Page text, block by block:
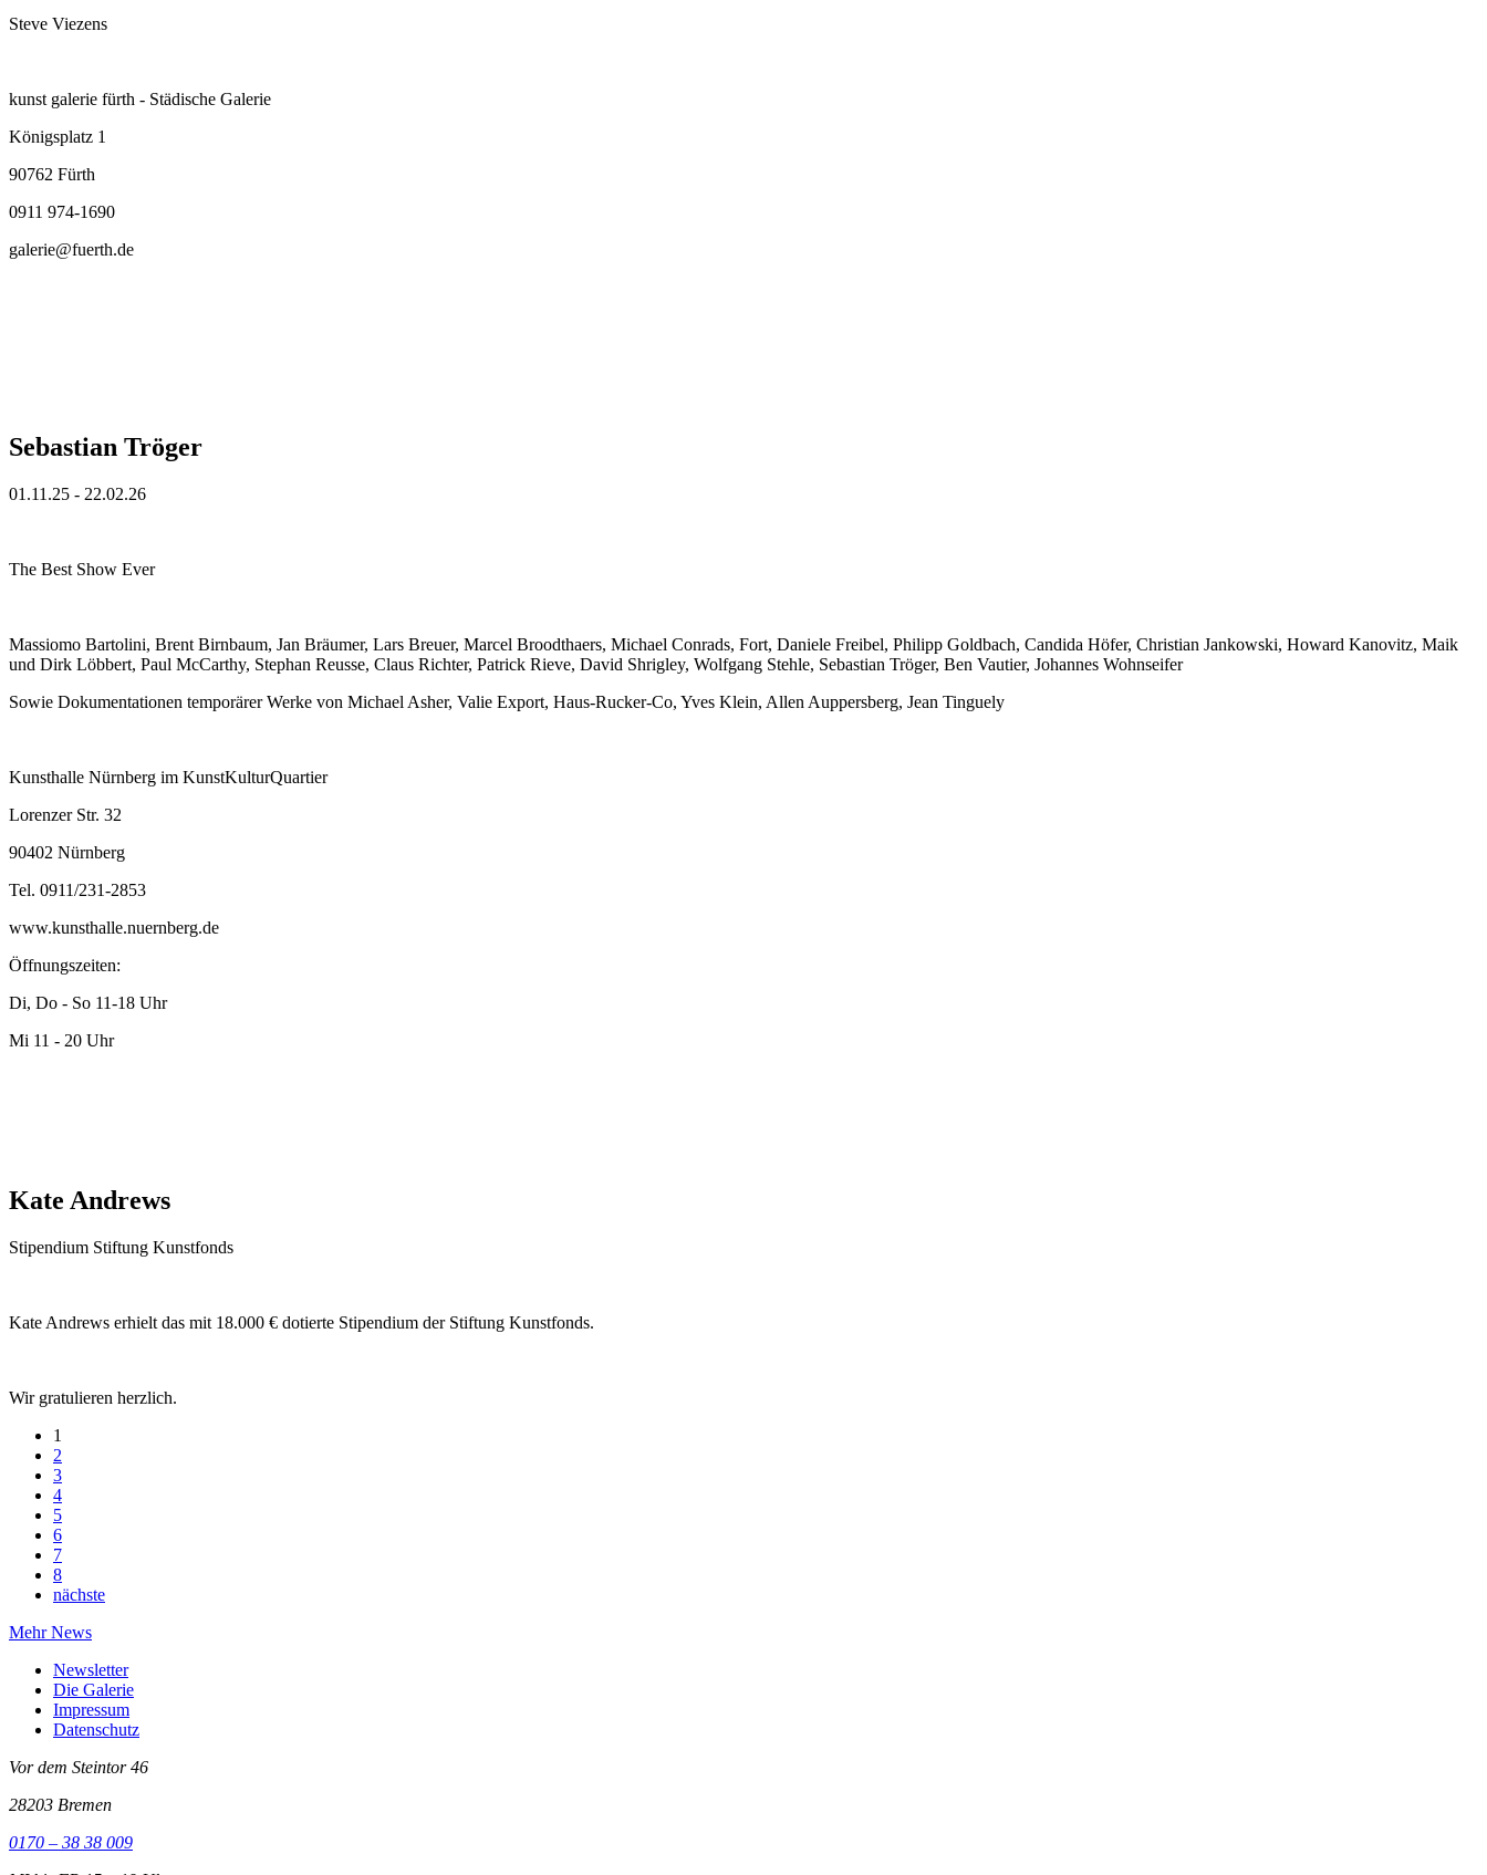
Steve Viezens
kunst galerie fürth - Städische Galerie
Königsplatz 1
90762 Fürth
0911 974-1690
galerie@fuerth.de
Sebastian Tröger
01.11.25 - 22.02.26
The Best Show Ever
Massiomo Bartolini, Brent Birnbaum, Jan Bräumer, Lars Breuer, Marcel Broodthaers, Michael Conrads, Fort, Daniele Freibel, Philipp Goldbach, Candida Höfer, Christian Jankowski, Howard Kanovitz, Maik
und Dirk Löbbert, Paul McCarthy, Stephan Reusse, Claus Richter, Patrick Rieve, David Shrigley, Wolfgang Stehle, Sebastian Tröger, Ben Vautier, Johannes Wohnseifer
Sowie Dokumentationen temporärer Werke von Michael Asher, Valie Export, Haus-Rucker-Co, Yves Klein, Allen Auppersberg, Jean Tinguely
Kunsthalle Nürnberg im KunstKulturQuartier
Lorenzer Str. 32
90402 Nürnberg
Tel. 0911/231-2853
www.kunsthalle.nuernberg.de
Öffnungszeiten:
Di, Do - So 11-18 Uhr
Mi 11 - 20 Uhr
Kate Andrews
Stipendium Stiftung Kunstfonds
Kate Andrews erhielt das mit 18.000 € dotierte Stipendium der Stiftung Kunstfonds.
Wir gratulieren herzlich.
1
2
3
4
5
6
7
8
nächste
Mehr News
Newsletter
Die Galerie
Impressum
Datenschutz
Vor dem Steintor 46
28203 Bremen
0170 – 38 38 009